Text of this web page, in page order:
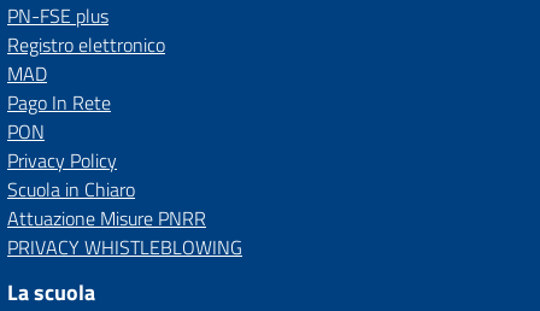
PN-FSE plus
Registro elettronico
MAD
Pago In Rete
PON
Privacy Policy
Scuola in Chiaro
Attuazione Misure PNRR
PRIVACY WHISTLEBLOWING
La scuola